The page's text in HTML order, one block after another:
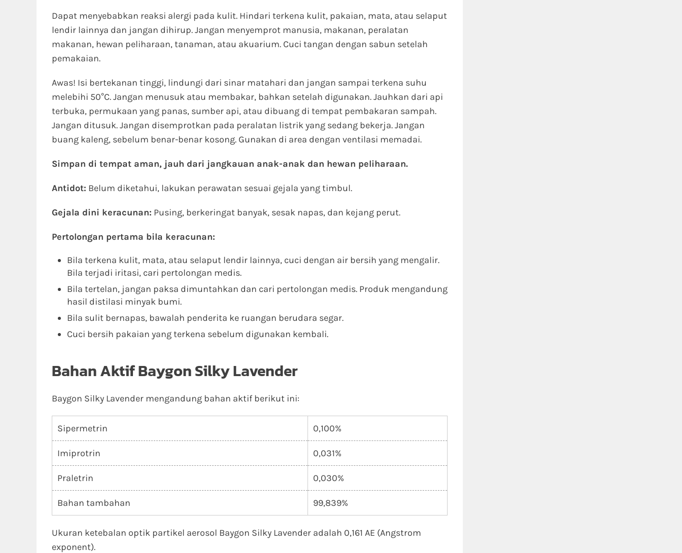
Dapat menyebabkan reaksi alergi pada kulit. Hindari terkena kulit, pakaian, mata, atau selaput
lendir lainnya dan jangan dihirup. Jangan menyemprot manusia, makanan, peralatan
makanan, hewan peliharaan, tanaman, atau akuarium. Cuci tangan dengan sabun setelah
pemakaian.
Awas! Isi bertekanan tinggi, lindungi dari sinar matahari dan jangan sampai terkena suhu
melebihi 50°C. Jangan menusuk atau membakar, bahkan setelah digunakan. Jauhkan dari api
terbuka, permukaan yang panas, sumber api, atau dibuang di tempat pembakaran sampah.
Jangan ditusuk. Jangan disemprotkan pada peralatan listrik yang sedang bekerja. Jangan
buang kaleng, sebelum benar-benar kosong. Gunakan di area dengan ventilasi memadai.
Simpan di tempat aman, jauh dari jangkauan anak-anak dan hewan peliharaan.
Antidot: Belum diketahui, lakukan perawatan sesuai gejala yang timbul.
Gejala dini keracunan: Pusing, berkeringat banyak, sesak napas, dan kejang perut.
Pertolongan pertama bila keracunan:
Bila terkena kulit, mata, atau selaput lendir lainnya, cuci dengan air bersih yang mengalir.
Bila terjadi iritasi, cari pertolongan medis.
Bila tertelan, jangan paksa dimuntahkan dan cari pertolongan medis. Produk mengandung
hasil distilasi minyak bumi.
Bila sulit bernapas, bawalah penderita ke ruangan berudara segar.
Cuci bersih pakaian yang terkena sebelum digunakan kembali.
Bahan Aktif Baygon Silky Lavender
Baygon Silky Lavender mengandung bahan aktif berikut ini:
Sipermetrin 0,100%
Imiprotrin 0,031%
Praletrin 0,030%
Bahan tambahan 99,839%
Ukuran ketebalan optik partikel aerosol Baygon Silky Lavender adalah 0,161 AE (Angstrom
exponent).